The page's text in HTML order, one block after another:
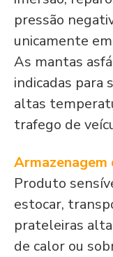
pressão
unicamente
As mantas
indicadas para
altas
trafego de
Produto
estocar,
prateleiras
de calor ou